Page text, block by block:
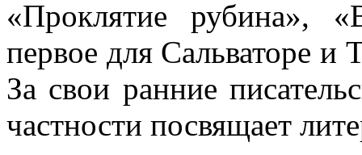
«Проклятие рубина»,
первое для Сальваторе и
За свои ранние
частности посвящает